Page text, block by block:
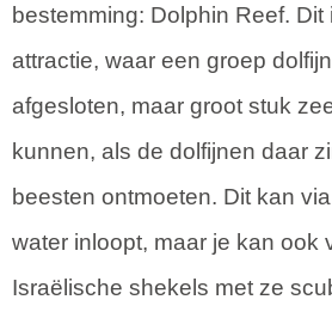
bestemming: Dolphin Reef.
attractie, waar een groep
afgesloten, maar groot stuk
kunnen, als de dolfijnen daar
beesten ontmoeten. Dit kan
water inloopt, maar je kan ook
Israëlische shekels met ze